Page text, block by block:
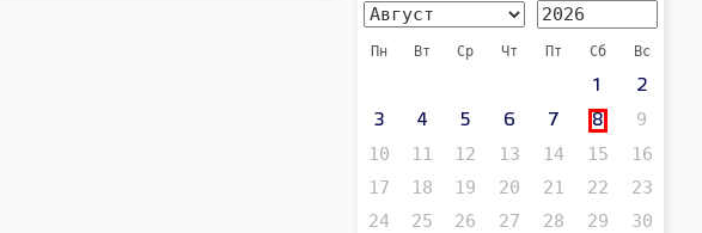
Пн Вт Ср Чт Пт Сб Вс
1 2
3 4 5 6 7 8
9
10
11 12 13 14 15
16
17
18 19 20 21 22
23
24
25 26 27 28 29
30